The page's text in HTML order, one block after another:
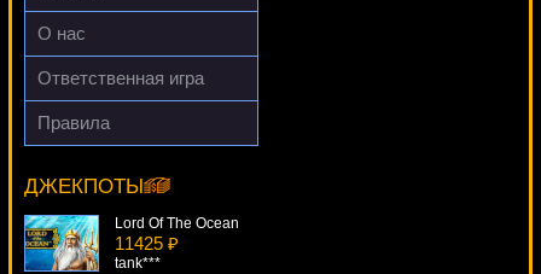
DenisVS***
О нас
Ответственная игра
Правила
ДЖЕКПОТЫ
Football Champions Cup
Lucy***
Lord Of The Ocean
11425 ₽
tank***